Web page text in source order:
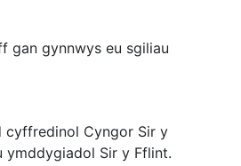
gan gynnwys eu sgiliau
cyffredinol Cyngor Sir y
ymddygiadol Sir y Fflint.